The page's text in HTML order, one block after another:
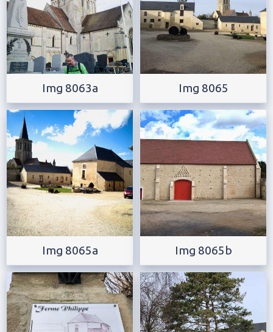
Img 8063a Img 8065
Img 8065a Img 8065b